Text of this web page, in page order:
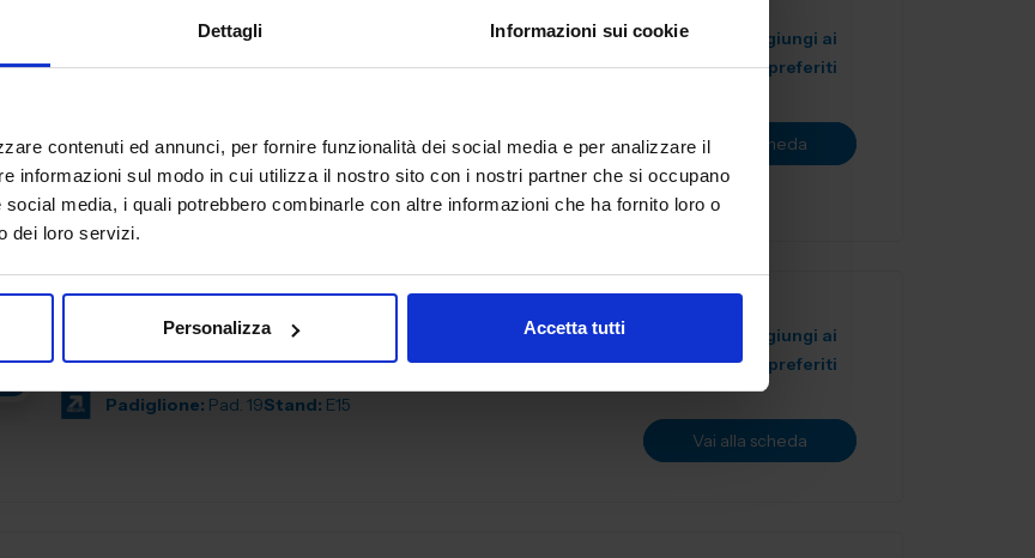
Dettagli Informazioni sui cookie
contenuti ed annunci, per fornire funzionalità dei social media e per analizzare il
informazioni sul modo in cui utilizza il nostro sito con i nostri partner che si occupano
media, i quali potrebbero combinarle con altre informazioni che ha fornito loro o
dei loro servizi.
Personalizza Accetta tutti
AUTHON SRL
team ha dedicato impegno e passione per offrire...
Padiglione:
Pad. 19 Stand: E76
Aggiungi ai
preferiti
Vai alla scheda
BENTIVOGLIO MAKE & TRADE SRL
Padiglione: Pad. 19Stand: E15
Aggiungi ai
preferiti
Vai alla scheda